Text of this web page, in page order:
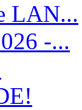
LAN...
-...